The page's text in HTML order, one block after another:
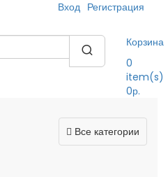
Вход Регистрация
Корзина
0
item(s)
0р.
Все категории